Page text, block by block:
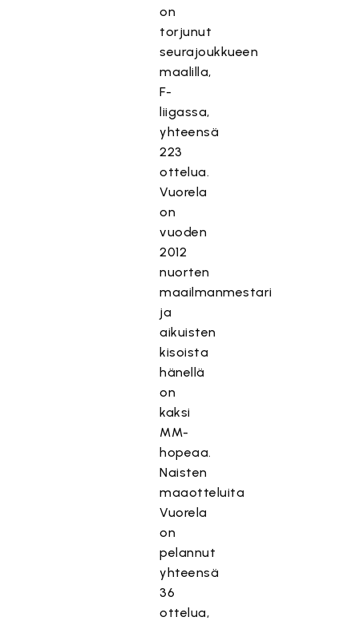
on
torjunut
seurajoukkueen
maalilla,
F-
liigassa,
yhteensä
223
ottelua.
Vuorela
on
vuoden
2012
nuorten
maailmanmestari
ja
aikuisten
kisoista
hänellä
on
kaksi
MM-
hopeaa.
Naisten
maaotteluita
Vuorela
on
pelannut
yhteensä
36
ottelua,